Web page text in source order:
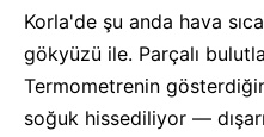
Korla'de şu anda hava
gökyüzü ile. Parçalı
Termometrenin
soğuk hissediliyor —